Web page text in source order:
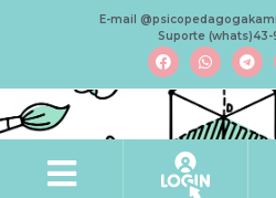
E-mail
Suporte (whats)43-